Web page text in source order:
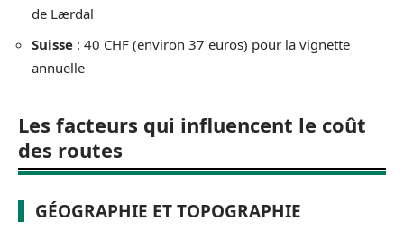
de Lærdal
Suisse : 40 CHF (environ 37 euros) pour la vignette
annuelle
Les facteurs qui influencent le coût
des routes
GÉOGRAPHIE ET TOPOGRAPHIE